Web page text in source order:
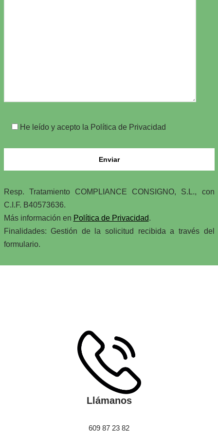
He leído y acepto la Política de Privacidad
Resp. Tratamiento COMPLIANCE CONSIGNO, S.L., con
C.I.F. B40573636.
Más información en Política de Privacidad.
Finalidades: Gestión de la solicitud recibida a través del
formulario.
Llámanos
609 87 23 82